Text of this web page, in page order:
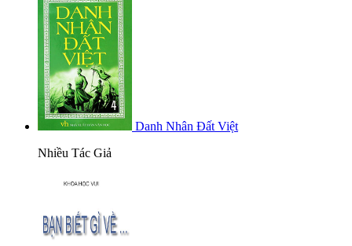
Danh Nhân Đất Việt
Nhiều Tác Giả